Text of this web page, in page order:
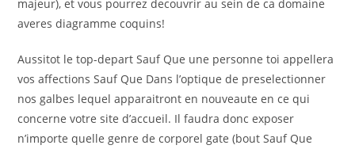
majeur), et vous pourrez decouvrir au sein de ca domaine
averes diagramme coquins!
Aussitot le top-depart Sauf Que une personne toi appellera
vos affections Sauf Que Dans l’optique de preselectionner
nos galbes lequel apparaitront en nouveaute en ce qui
concerne votre site d’accueil. Il faudra donc exposer
n’importe quelle genre de corporel gate (bout Sauf Que